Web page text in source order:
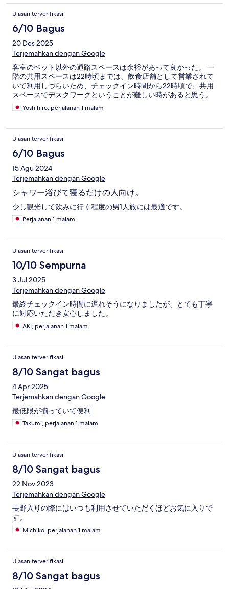
Ulasan terverifikasi
6/10 Bagus
20 Des 2025
Terjemahkan dengan Google
客室のベット以外の通路スペースは余裕があって良かった。 一
階の共用スペースは22時頃までは、飲食店舗として営業されて
いて利用しづらいため、チェックイン時間から22時頃で、共用
スペースでデスクワークということが難しい時があると思う。
Yoshihiro, perjalanan 1 malam
Ulasan terverifikasi
6/10 Bagus
15 Agu 2024
Terjemahkan dengan Google
シャワー浴びて寝るだけの人向け。
少し観光して飲みに行く程度の男1人旅には最適です。
Perjalanan 1 malam
Ulasan terverifikasi
10/10 Sempurna
3 Jul 2025
Terjemahkan dengan Google
最終チェックイン時間に遅れそうになりましたが、とても丁寧
に対応いただき安心しました。
AKI, perjalanan 1 malam
Ulasan terverifikasi
8/10 Sangat bagus
4 Apr 2025
Terjemahkan dengan Google
最低限が揃っていて便利
Takumi, perjalanan 1 malam
Ulasan terverifikasi
8/10 Sangat bagus
22 Nov 2023
Terjemahkan dengan Google
長野入りの際にはいつも利用させていただくほどお気に入りで
す。
Michiko, perjalanan 1 malam
Ulasan terverifikasi
8/10 Sangat bagus